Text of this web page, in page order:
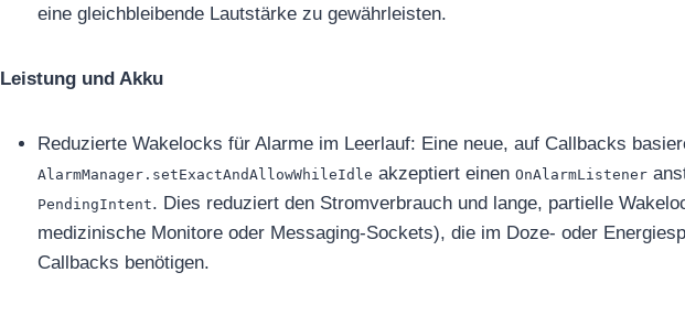
eine gleichbleibende Lautstärke zu gewährleisten.
Leistung und Akku
Reduzierte Wakelocks für Alarme im Leerlauf: Eine neue, auf Callbacks
AlarmManager.setExactAndAllowWhileIdle akzeptiert einen OnAlarmListener
PendingIntent. Dies reduziert den Stromverbrauch und lange, partielle
medizinische Monitore oder Messaging-Sockets), die im Doze- oder
Callbacks benötigen.